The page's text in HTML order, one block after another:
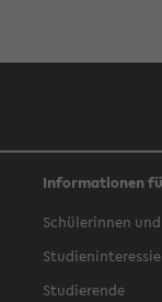
Informationen
Schülerinnen
Studierende